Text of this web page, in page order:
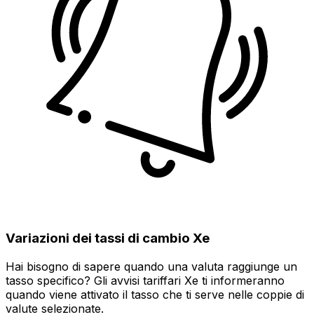
Variazioni dei tassi di cambio Xe
Hai bisogno di sapere quando una valuta raggiunge un
tasso specifico? Gli avvisi tariffari Xe ti informeranno
quando viene attivato il tasso che ti serve nelle coppie di
valute selezionate.